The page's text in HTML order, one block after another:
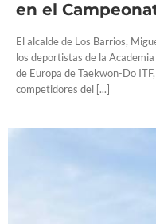
en el
El alcalde de Los Barrios,
los deportistas de la
de Europa de Taekwon-Do
competidores del [...]